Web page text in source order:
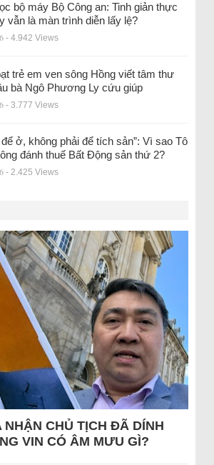
bộ máy Bộ Công an: Tinh giản thực
vẫn là màn trình diễn lấy lệ?
- 4.942 Views
trẻ em ven sông Hồng viết tâm thư
bà Ngô Phương Ly cứu giúp
- 3.777 Views
để ở, không phải để tích sản”: Vì sao Tô
đánh thuế Bất Động sản thứ 2?
- 2.425 Views
CHỦ TỊCH ĐÃ DÍNH
VIN CÓ ÂM MƯU GÌ?